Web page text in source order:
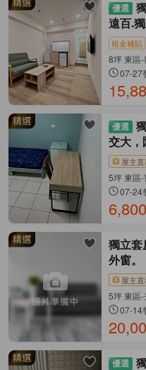
遠百.
租金補貼
8坪 東區
07-27
交大，
屋主直
5坪 東區-
07-24
6,800
獨立套
外窗。
屋主直
5坪 東區
07-14